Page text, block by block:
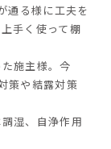
通る様に工夫を
手く使って棚
施主様。今
策や結露対策
湿、自浄作用